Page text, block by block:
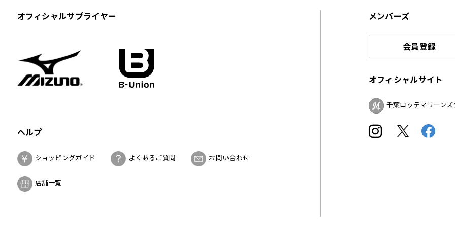
オフィシャルサプライヤー
ヘルプ
ショッピングガイド よくあるご質問 お問い合わせ
店舗一覧
メンバーズ
会員登録
オフィシャルサイト
千葉ロッテマリーンズ